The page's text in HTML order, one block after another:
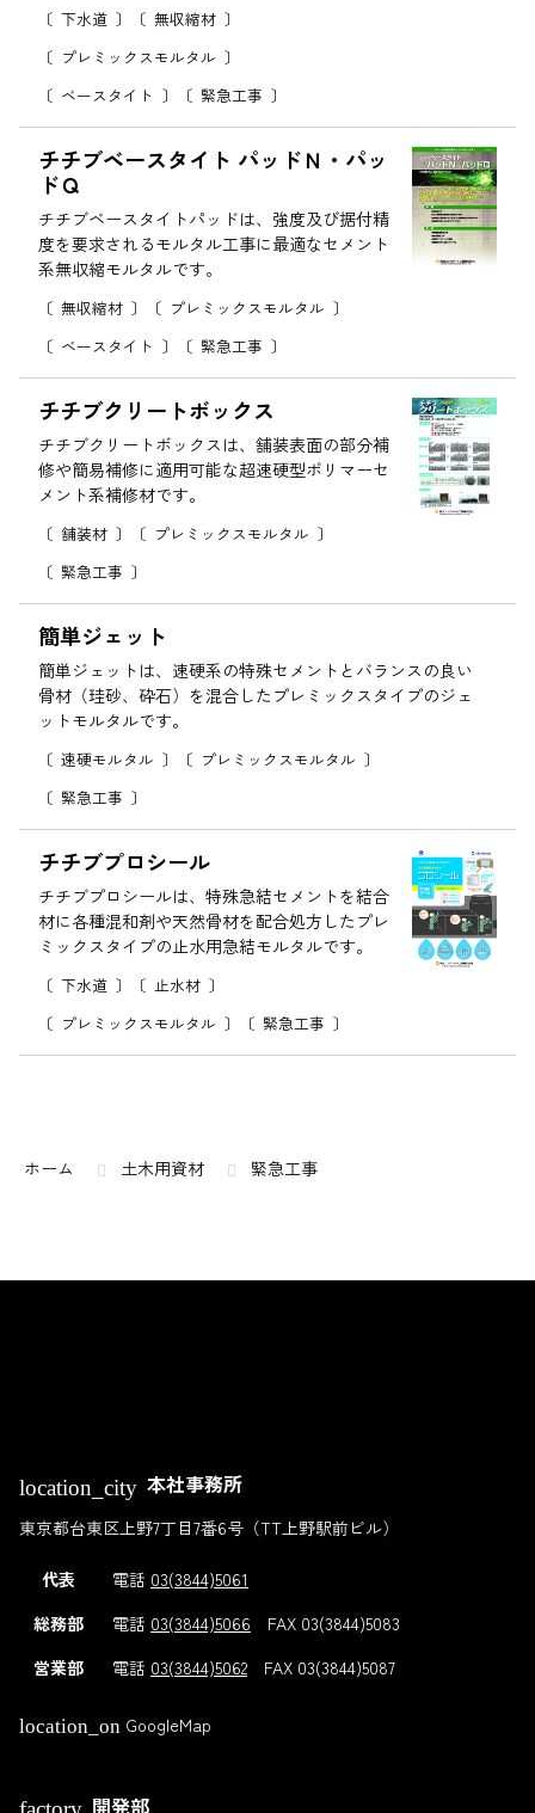
下水道
無収縮材
プレミックスモルタル
ベースタイト
緊急工事
無収縮材
プレミックスモルタル
ベースタイト
緊急工事
チチブベースタイト パッドＮ・パッ
ドＱ
チチブベースタイトパッドは、強度及び据付精
度を要求されるモルタル工事に最適なセメント
系無収縮モルタルです。
舗装材
プレミックスモルタル
緊急工事
チチブクリートボックス
チチブクリートボックスは、舗装表面の部分補
修や簡易補修に適用可能な超速硬型ポリマーセ
メント系補修材です。
速硬モルタル
プレミックスモルタル
緊急工事
簡単ジェット
簡単ジェットは、速硬系の特殊セメントとバランスの良い
骨材（珪砂、砕石）を混合したプレミックスタイプのジェ
ットモルタルです。
下水道
止水材
プレミックスモルタル
緊急工事
チチブプロシール
チチブプロシールは、特殊急結セメントを結合
材に各種混和剤や天然骨材を配合処方したプレ
ミックスタイプの止水用急結モルタルです。
ホーム 土木用資材 緊急工事
location_city 本社事務所
東京都台東区上野7丁目7番6号（TT上野駅前ビル）
代表 電話 03(3844)5061
総務部
電話 03(3844)5066
FAX 03(3844)5083
営業部
電話 03(3844)5062 FAX 03(3844)5087
location_on GoogleMap
開発部